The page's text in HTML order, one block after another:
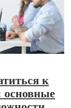
к
основные